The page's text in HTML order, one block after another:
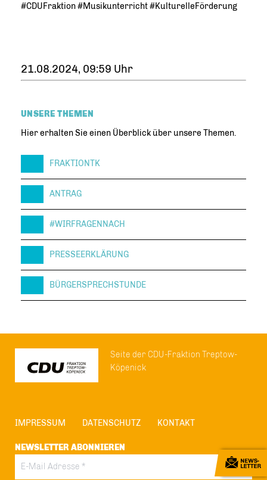
#CDUFraktion #Musikunterricht #KulturelleFörderung
21.08.2024, 09:59 Uhr
UNSERE THEMEN
Hier erhalten Sie einen Überblick über unsere Themen.
FRAKTIONTK
ANTRAG
#WIRFRAGENNACH
PRESSEERKLÄRUNG
BÜRGERSPRECHSTUNDE
Seite der CDU-Fraktion Treptow-
Köpenick
IMPRESSUM DATENSCHUTZ KONTAKT
NEWSLETTER ABONNIEREN